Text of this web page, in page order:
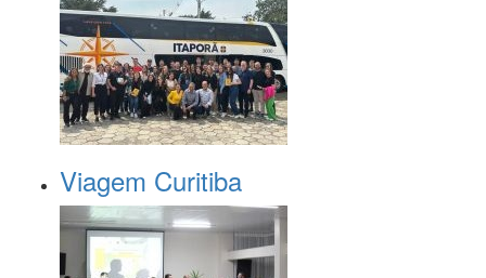
Viagem Curitiba